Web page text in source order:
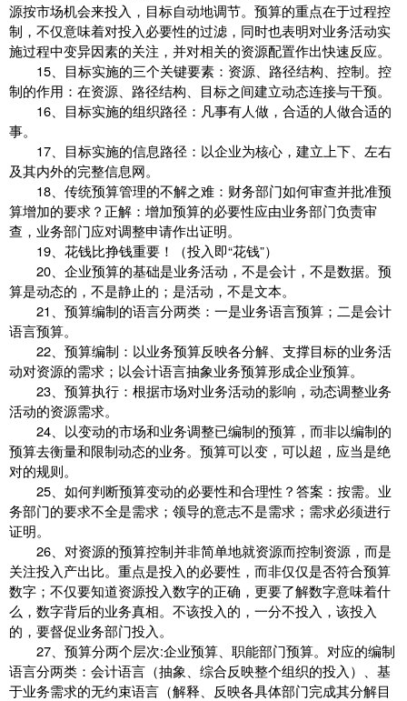
源按市场机会来投入，目标自动地调节。预算的重点在于过程控
制，不仅意味着对投入必要性的过滤，同时也表明对业务活动实
施过程中变异因素的关注，并对相关的资源配置作出快速反应。
15、目标实施的三个关键要素：资源、路径结构、控制。控
制的作用：在资源、路径结构、目标之间建立动态连接与干预。
16、目标实施的组织路径：凡事有人做，合适的人做合适的
事。
17、目标实施的信息路径：以企业为核心，建立上下、左右
及其内外的完整信息网。
18、传统预算管理的不解之难：财务部门如何审查并批准预
算增加的要求？正解：增加预算的必要性应由业务部门负责审
查，业务部门应对调整申请作出证明。
19、花钱比挣钱重要！（投入即“花钱”）
20、企业预算的基础是业务活动，不是会计，不是数据。预
算是动态的，不是静止的；是活动，不是文本。
21、预算编制的语言分两类：一是业务语言预算；二是会计
语言预算。
22、预算编制：以业务预算反映各分解、支撑目标的业务活
动对资源的需求；以会计语言抽象业务预算形成企业预算。
23、预算执行：根据市场对业务活动的影响，动态调整业务
活动的资源需求。
24、以变动的市场和业务调整已编制的预算，而非以编制的
预算去衡量和限制动态的业务。预算可以变，可以超，应当是绝
对的规则。
25、如何判断预算变动的必要性和合理性？答案：按需。业
务部门的要求不全是需求；领导的意志不是需求；需求必须进行
证明。
26、对资源的预算控制并非简单地就资源而控制资源，而是
关注投入产出比。重点是投入的必要性，而非仅仅是否符合预算
数字；不仅要知道资源投入数字的正确，更要了解数字意味着什
么，数字背后的业务真相。不该投入的，一分不投入，该投入
的，要督促业务部门投入。
27、预算分两个层次:企业预算、职能部门预算。对应的编制
语言分两类：会计语言（抽象、综合反映整个组织的投入）、基
于业务需求的无约束语言（解释、反映各具体部门完成其分解目